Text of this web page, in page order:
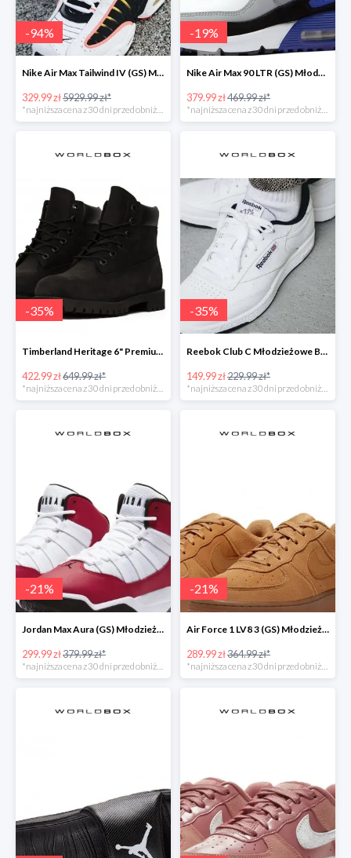
-94%
Nike Air Max Tailwind IV (GS) Młodzieżowe Białe
329.99 zł5929.99 zł*
*najniższa cena z 30 dni przed obniżką
-19%
Nike Air Max 90 LTR (GS) Młodzieżowe Biał
379.99 zł469.99 zł*
*najniższa cena z 30 dni przed obniżką
-35%
Timberland Heritage 6" Premium Młodzieżowe Czarne
422.99 zł649.99 zł*
-35%
Reebok Club C Młodzieżowe Białe
149.99 zł229.99 zł*
-21%
Jordan Max Aura (GS) Młodzieżowe Czerwone
299.99 zł379.99 zł*
*najniższa cena z 30 dni przed obniżką
-21%
Air Force 1 LV8 3 (GS) Młodzieżowe Brązowe
289.99 zł364.99 zł*
*najniższa cena z 30 dni przed obniżką